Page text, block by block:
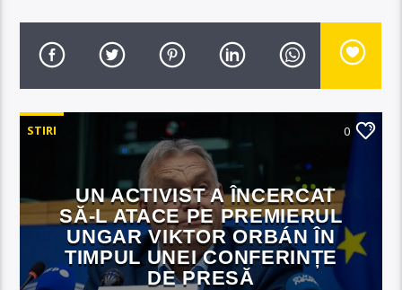
STIRI 0
UN ACTIVIST A ÎNCERCAT
SĂ-L ATACE PE PREMIERUL
UNGAR VIKTOR ORBÁN ÎN
TIMPUL UNEI CONFERINȚE
DE PRESĂ